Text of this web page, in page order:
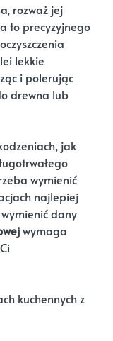
rozważ jej
to precyzyjnego
lekkie
i polerując
drewna lub
jak
wymienić
najlepiej
dany
wymaga